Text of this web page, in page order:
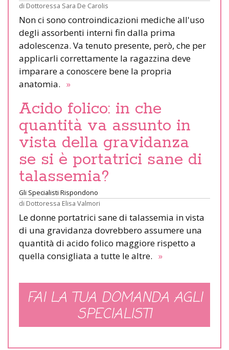
di Dottoressa Sara De Carolis
Non ci sono controindicazioni mediche all'uso
degli assorbenti interni fin dalla prima
adolescenza. Va tenuto presente, però, che per
applicarli correttamente la ragazzina deve
imparare a conoscere bene la propria
anatomia. »
Acido folico: in che
quantità va assunto in
vista della gravidanza
se si è portatrici sane di
talassemia?
Gli Specialisti Rispondono
di Dottoressa Elisa Valmori
Le donne portatrici sane di talassemia in vista
di una gravidanza dovrebbero assumere una
quantità di acido folico maggiore rispetto a
quella consigliata a tutte le altre. »
FAI LA TUA DOMANDA AGLI
SPECIALISTI